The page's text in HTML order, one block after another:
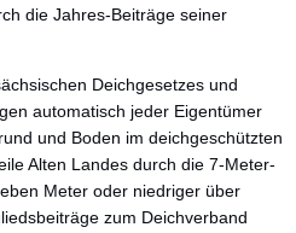
die Jahres-Beiträge seiner
Deichgesetzes und
automatisch jeder Eigentümer
und Boden im deichgeschützten
Alten Landes durch die 7-Meter-
Meter oder niedriger über
zum Deichverband